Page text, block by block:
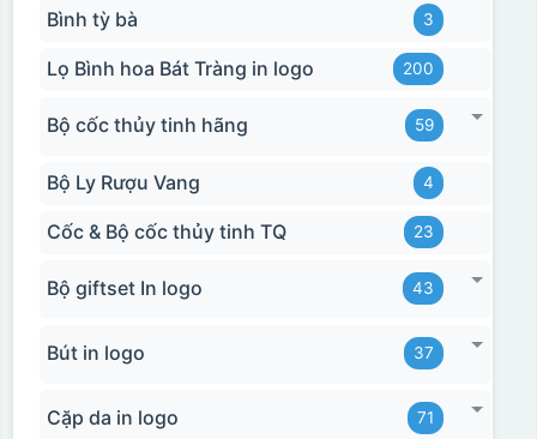
Bình tỳ bà 3
Lọ Bình hoa Bát Tràng in logo 200
Bộ cốc thủy tinh hãng 59
Bộ Ly Rượu Vang 4
Cốc & Bộ cốc thủy tinh TQ 23
Bộ giftset In logo 43
Bút in logo 37
Cặp da in logo 71